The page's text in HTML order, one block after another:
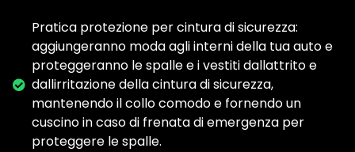
Pratica protezione per cintura di sicurezza:
aggiungeranno moda agli interni della tua auto e
proteggeranno le spalle e i vestiti dallattrito e
dallirritazione della cintura di sicurezza,
mantenendo il collo comodo e fornendo un
cuscino in caso di frenata di emergenza per
proteggere le spalle.